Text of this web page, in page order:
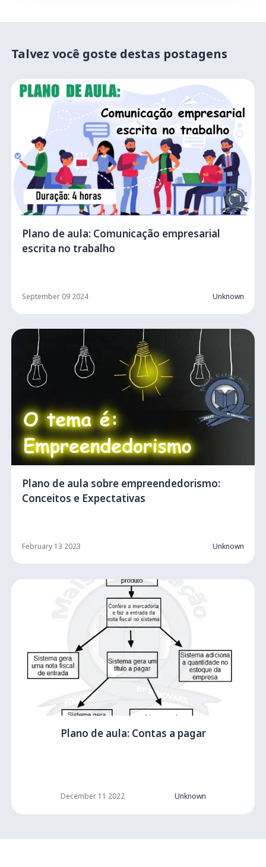
Talvez você goste destas postagens
Plano de aula: Comunicação empresarial
escrita no trabalho
September 09 2024 Unknown
Plano de aula sobre empreendedorismo:
Conceitos e Expectativas
February 13 2023 Unknown
Plano de aula: Contas a pagar
December 11 2022 Unknown